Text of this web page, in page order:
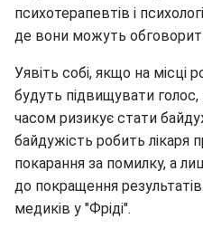
психотерапевтів і
де вони можуть
Уявіть собі, якщо на місці
будуть підвищувати голос,
часом ризикує стати
байдужість робить
покарання за помилку, а
до покращення
медиків у "Фріді".